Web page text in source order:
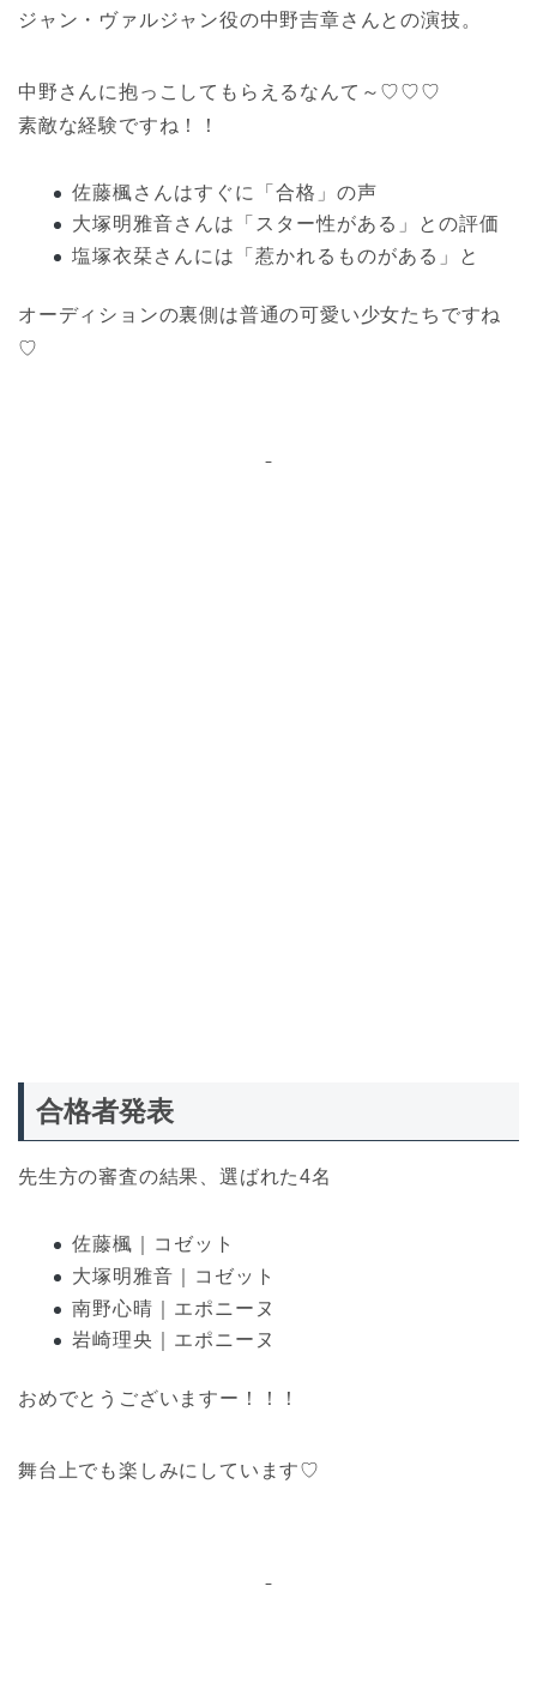
ジャン・ヴァルジャン役の中野吉章さんとの演技。
中野さんに抱っこしてもらえるなんて～♡♡♡
素敵な経験ですね！！
佐藤楓さんはすぐに「合格」の声
大塚明雅音さんは「スター性がある」との評価
塩塚衣栞さんには「惹かれるものがある」と
オーディションの裏側は普通の可愛い少女たちですね
♡
合格者発表
先生方の審査の結果、選ばれた4名
佐藤楓｜コゼット
大塚明雅音｜コゼット
南野心晴｜エポニーヌ
岩崎理央｜エポニーヌ
おめでとうございますー！！！
舞台上でも楽しみにしています♡